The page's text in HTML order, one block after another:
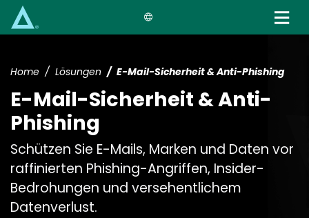
Home Lösungen E-Mail-Sicherheit & Anti-Phishing
E-Mail-Sicherheit & Anti-
Phishing
Schützen Sie E-Mails, Marken und Daten vor
raffinierten Phishing-Angriffen, Insider-
Bedrohungen und versehentlichem
Datenverlust.